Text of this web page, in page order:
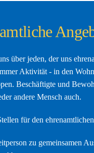
über jeden, der uns
Aktivität - in den
Beschäftigte und
andere Mensch auch.
für den
zu gemeinsamen